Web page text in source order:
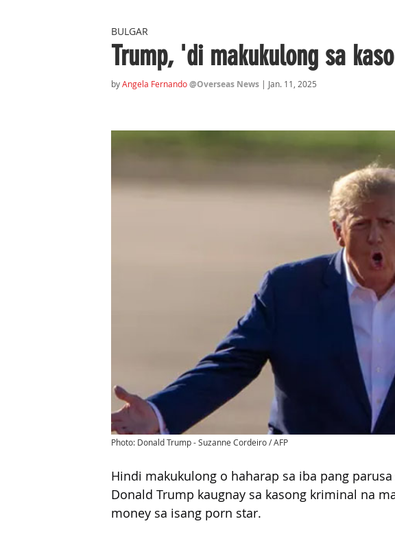
Trump, 'di makukulong sa
BULGAR
by Angela Fernando@Overseas News | Jan. 11, 2025
Photo: Donald Trump - Suzanne Cordeiro / AFP
Hindi makukulong o haharap sa iba pang
Donald Trump kaugnay sa kasong kriminal na
money sa isang porn star.